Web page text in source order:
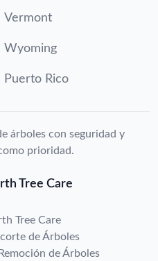
Vermont
Wyoming
Puerto Rico
árboles con seguridad y
prioridad.
Tree Care
Tree Care
de Árboles
de Árboles